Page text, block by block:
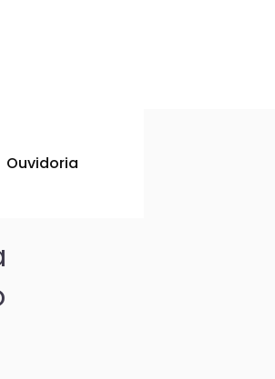
Ouvidoria